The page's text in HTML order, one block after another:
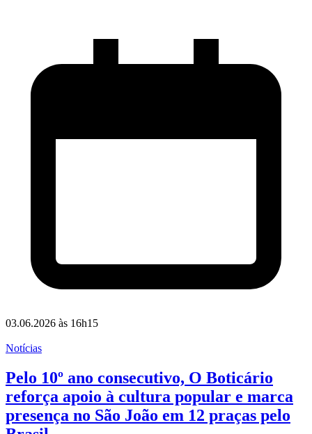
03.06.2026 às 16h15
Notícias
Pelo 10º ano consecutivo, O Boticário
reforça apoio à cultura popular e marca
presença no São João em 12 praças pelo